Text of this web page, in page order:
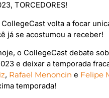
TORCEDORES!
volta a focar
já se acostumou a receber!
o CollegeCast debate
e deixar a temporada
, Rafael Menoncin e Felipe
temporada!